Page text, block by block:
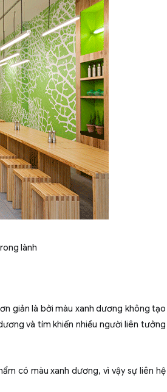
lành
giản là bởi màu xanh dương không tạo
và tím khiến nhiều người liên tưởng
có màu xanh dương, vì vậy sự liên hệ